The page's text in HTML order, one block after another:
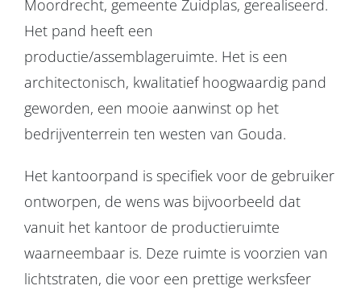
Moordrecht, gemeente Zuidplas, gerealiseerd.
Het pand heeft een
productie/assemblageruimte. Het is een
architectonisch, kwalitatief hoogwaardig pand
geworden, een mooie aanwinst op het
bedrijventerrein ten westen van Gouda.
Het kantoorpand is specifiek voor de gebruiker
ontworpen, de wens was bijvoorbeeld dat
vanuit het kantoor de productieruimte
waarneembaar is. Deze ruimte is voorzien van
lichtstraten, die voor een prettige werksfeer